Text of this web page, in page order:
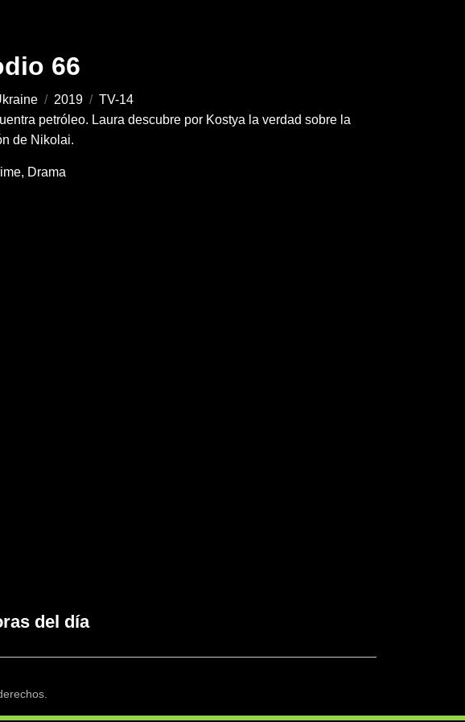
66
/ 2019 / TV-14
petróleo. Laura descubre por Kostya la verdad sobre la
de Nikolai.
Drama
del día